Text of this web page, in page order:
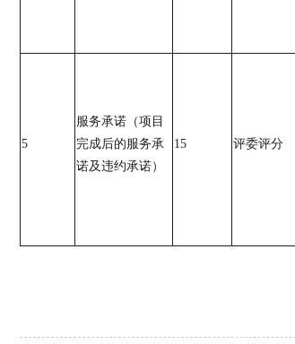
5
服务承诺（项目
完成后的服务承
诺及违约承诺）
15 评委评分